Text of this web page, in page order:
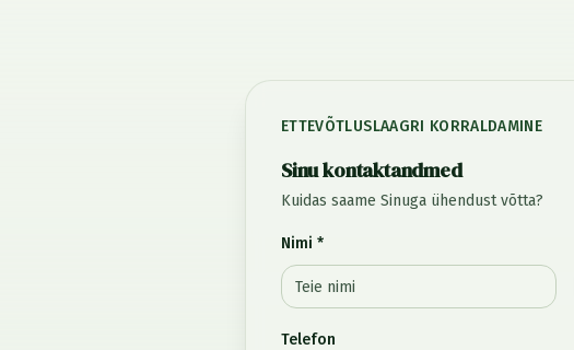
ETTEVÕTLUSLAAGRI KORRALDAMINE
Sinu kontaktandmed
Kuidas saame Sinuga ühendust võtta?
Nimi *
Telefon